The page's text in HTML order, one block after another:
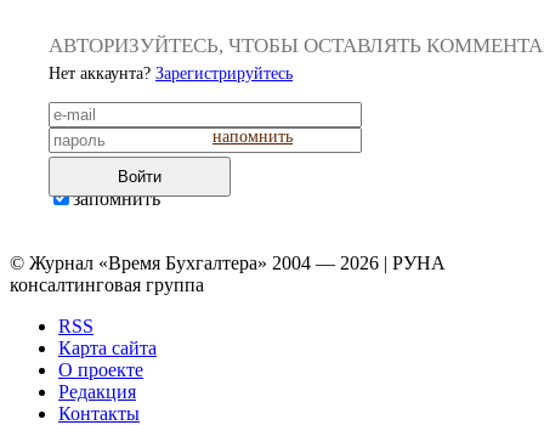
АВТОРИЗУЙТЕСЬ, ЧТОБЫ ОСТАВЛЯТЬ
Нет аккаунта? Зарегистрируйтесь
напомнить
Войти
запомнить
© Журнал «Время Бухгалтера» 2004 — 2026 | РУНА
консалтинговая группа
RSS
Карта сайта
О проекте
Редакция
Контакты